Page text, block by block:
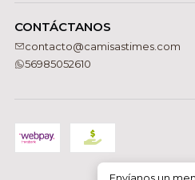
CONTÁCTANOS
contacto@camisastimes.com
56985052610